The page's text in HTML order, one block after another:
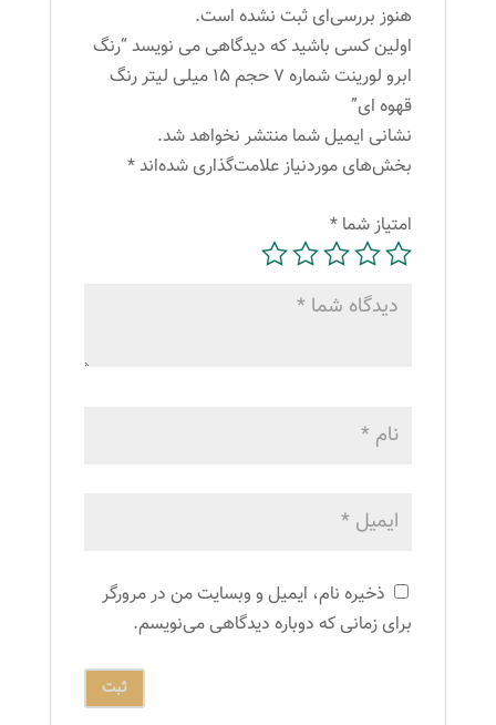
عدد
هنوز بررسی‌ای ثبت نشده است.
اولین کسی باشید که دیدگاهی می نویسد “رنگ
ابرو لورینت شماره 7 حجم 15 میلی لیتر رنگ
قهوه ای”
نشانی ایمیل شما منتشر نخواهد شد.
بخش‌های موردنیاز علامت‌گذاری شده‌اند*
امتیاز شما *
ذخیره نام، ایمیل و وبسایت من در مرورگر
برای زمانی که دوباره دیدگاهی می‌نویسم.